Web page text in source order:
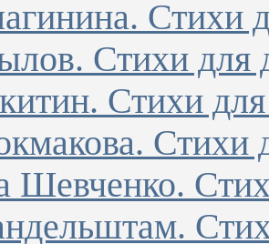
Стихи
Стихи для
Стихи для
Стихи